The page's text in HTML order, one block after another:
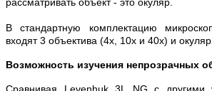
В стандартную комплектацию
входят 3 объектива (4х, 10х и 40х) и
Возможность изучения непрозрачных